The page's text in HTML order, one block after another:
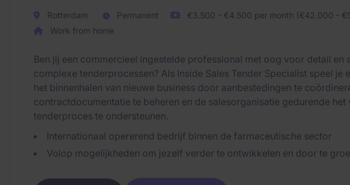
Rotterdam Permanent
€3.500 - €4.500 per month (€42.000 -
Work from home
Ben jij een commercieel ingestelde professional met oog voor detail en
complexe tenderprocessen? Als Inside Sales Tender Specialist speel je
het binnenhalen van nieuwe business door aanbestedingen te
contractdocumentatie te beheren en de salesorganisatie gedurende het
tenderproces te ondersteunen.
Internationaal opererend bedrijf binnen de farmaceutische sector
Volop mogelijkheden om jezelf verder te ontwikkelen en door te